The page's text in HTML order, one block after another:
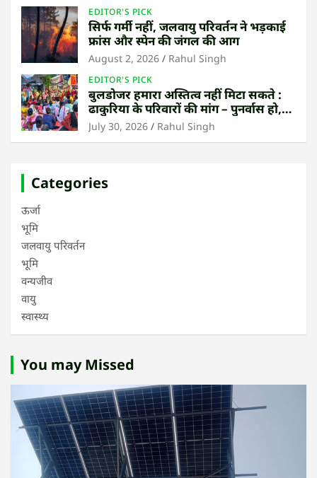
EDITOR'S PICK
सिर्फ गर्मी नहीं, जलवायु परिवर्तन ने भड़काई
फ्रांस और स्पेन की जंगल की आग
August 2, 2026 Rahul Singh
EDITOR'S PICK
बुलडोजर हमारा अस्तित्व नहीं मिटा सकते :
ढाकुरिया के परिवारों की मांग – पुनर्वास हो,
बेदखली नहीं
July 30, 2026 Rahul Singh
Categories
ऊर्जा
भूमि
जलवायु परिवर्तन
भूमि
वन्यजीव
वायु
स्वास्थ्य
You may Missed